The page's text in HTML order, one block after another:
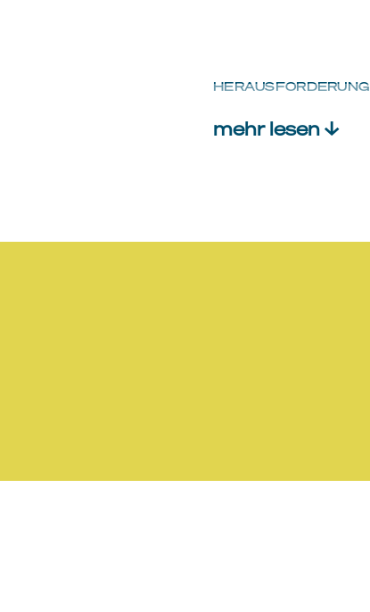
HERAUSFORDERUNG
mehr lesen ↓